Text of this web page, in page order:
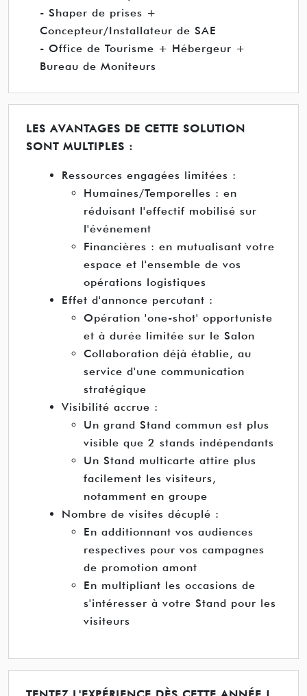
- Shaper de prises +
Concepteur/Installateur de SAE
- Office de Tourisme + Hébergeur +
Bureau de Moniteurs
LES AVANTAGES DE CETTE SOLUTION
SONT MULTIPLES :
Ressources engagées limitées :
Humaines/Temporelles : en
réduisant l'effectif mobilisé sur
l'événement
Financières : en mutualisant votre
espace et l'ensemble de vos
opérations logistiques
Effet d'annonce percutant :
Opération 'one-shot' opportuniste
et à durée limitée sur le Salon
Collaboration déjà établie, au
service d'une communication
stratégique
Visibilité accrue :
Un grand Stand commun est plus
visible que 2 stands indépendants
Un Stand multicarte attire plus
facilement les visiteurs,
notamment en groupe
Nombre de visites décuplé :
En additionnant vos audiences
respectives pour vos campagnes
de promotion amont
En multipliant les occasions de
s'intéresser à votre Stand pour les
visiteurs